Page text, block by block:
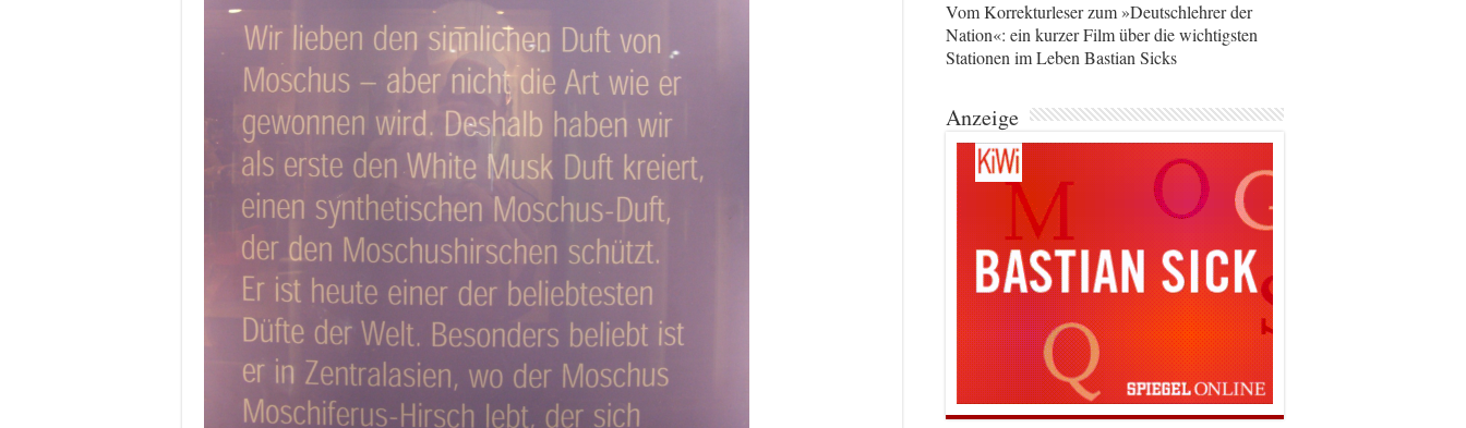
Vom Korrekturleser zum »Deutschlehrer der
Nation«: ein kurzer Film über die wichtigsten
Stationen im Leben Bastian Sicks
Anzeige